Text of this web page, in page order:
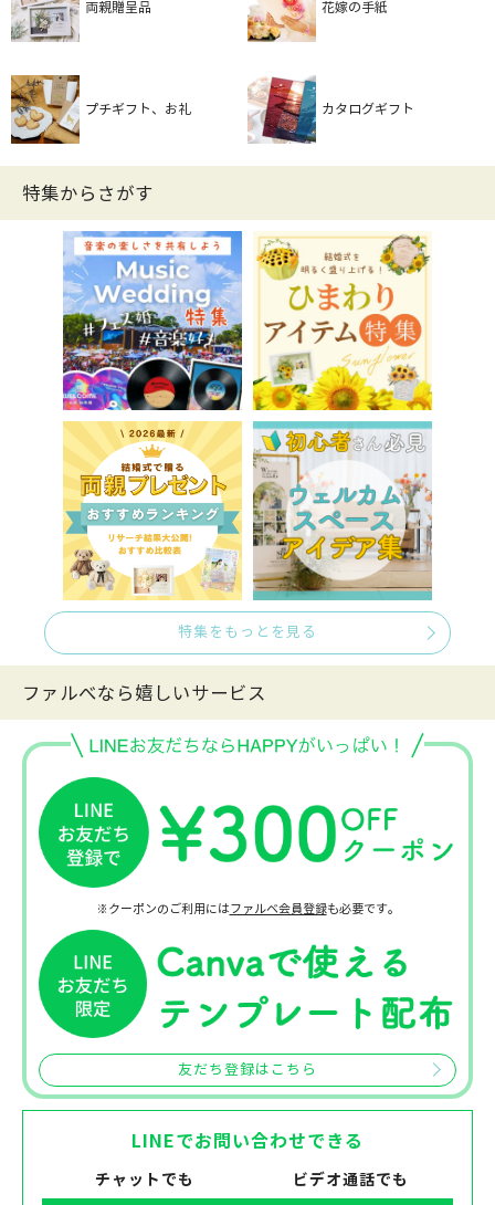
両親贈呈品 花嫁の手紙
プチギフト、お礼 カタログギフト
特集からさがす
特集をもっとを見る
ファルべなら嬉しいサービス
※クーポンのご利用にはファルベ会員登録も必要です。
友だち登録はこちら
LINEでお問い合わせできる
チャットでも ビデオ通話でも